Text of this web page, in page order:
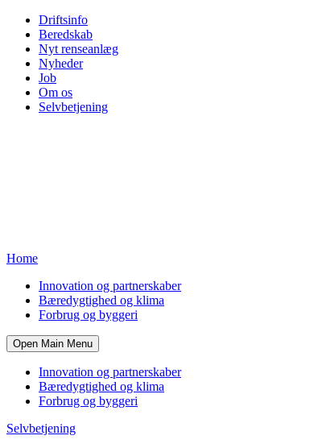
Driftsinfo
Beredskab
Nyt renseanlæg
Nyheder
Job
Om os
Selvbetjening
Home
Innovation og partnerskaber
Bæredygtighed og klima
Forbrug og byggeri
Open Main Menu
Innovation og partnerskaber
Bæredygtighed og klima
Forbrug og byggeri
Selvbetjening